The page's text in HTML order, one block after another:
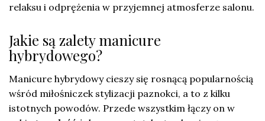
relaksu i odprężenia w przyjemnej atmosferze salonu.
Jakie są zalety manicure
hybrydowego?
Manicure hybrydowy cieszy się rosnącą popularnością
wśród miłośniczek stylizacji paznokci, a to z kilku
istotnych powodów. Przede wszystkim łączy on w